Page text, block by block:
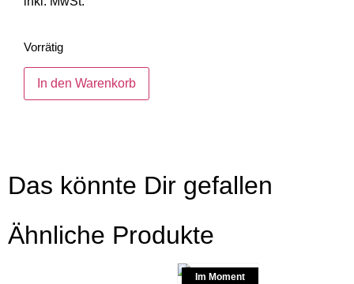
Vorrätig
In den Warenkorb
Das könnte Dir gefallen
Ähnliche Produkte
Im Moment